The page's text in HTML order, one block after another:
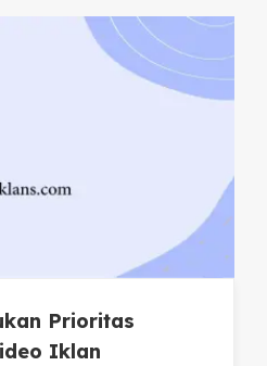
Prioritas
Iklan